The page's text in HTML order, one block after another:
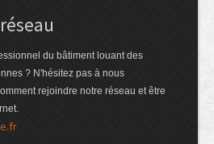
du bâtiment louant des
? N'hésitez pas à nous
rejoindre notre réseau et être